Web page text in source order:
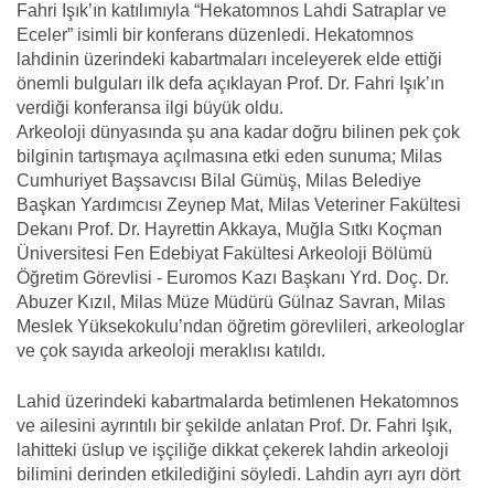
Fahri Işık’ın katılımıyla “Hekatomnos Lahdi Satraplar ve
Eceler” isimli bir konferans düzenledi. Hekatomnos
lahdinin üzerindeki kabartmaları inceleyerek elde ettiği
önemli bulguları ilk defa açıklayan Prof. Dr. Fahri Işık’ın
verdiği konferansa ilgi büyük oldu.
Arkeoloji dünyasında şu ana kadar doğru bilinen pek çok
bilginin tartışmaya açılmasına etki eden sunuma; Milas
Cumhuriyet Başsavcısı Bilal Gümüş, Milas Belediye
Başkan Yardımcısı Zeynep Mat, Milas Veteriner Fakültesi
Dekanı Prof. Dr. Hayrettin Akkaya, Muğla Sıtkı Koçman
Üniversitesi Fen Edebiyat Fakültesi Arkeoloji Bölümü
Öğretim Görevlisi - Euromos Kazı Başkanı Yrd. Doç. Dr.
Abuzer Kızıl, Milas Müze Müdürü Gülnaz Savran, Milas
Meslek Yüksekokulu’ndan öğretim görevlileri, arkeologlar
ve çok sayıda arkeoloji meraklısı katıldı.
Lahid üzerindeki kabartmalarda betimlenen Hekatomnos
ve ailesini ayrıntılı bir şekilde anlatan Prof. Dr. Fahri Işık,
lahitteki üslup ve işçiliğe dikkat çekerek lahdin arkeoloji
bilimini derinden etkilediğini söyledi. Lahdin ayrı ayrı dört